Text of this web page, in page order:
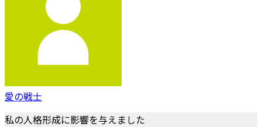
愛の戦士
私の人格形成に影響を与えました